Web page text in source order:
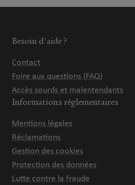
Besoin d'aide ?
Contact
Foire aux questions (FAQ)
Accès sourds et malentendants
Informations réglementaires
Mentions légales
Réclamations
Gestion des cookies
Protection des données
Lutte contre la fraude